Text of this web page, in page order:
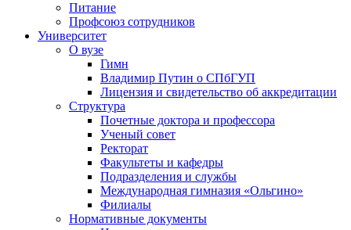
Питание
Профсоюз сотрудников
Университет
О вузе
Гимн
Владимир Путин о СПбГУП
Лицензия и свидетельство об аккредитации
Структура
Почетные доктора и профессора
Ученый совет
Ректорат
Факультеты и кафедры
Подразделения и службы
Международная гимназия «Ольгино»
Филиалы
Нормативные документы